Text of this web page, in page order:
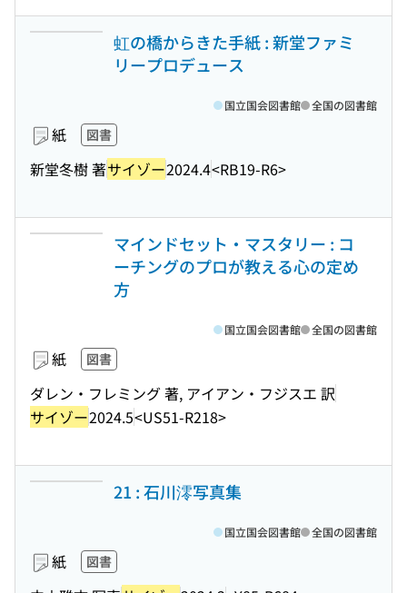
虹の橋からきた手紙 : 新堂ファミ
リープロデュース
紙 図書
新堂冬樹 著サイゾー2024.4<RB19-R6>
国立国会図書館 全国の図書館
マインドセット・マスタリー : コ
ーチングのプロが教える心の定め
方
紙 図書
ダレン・フレミング 著, アイアン・フジスエ 訳
サイゾー2024.5<US51-R218>
国立国会図書館 全国の図書館
21 : 石川澪写真集
紙 図書
国立国会図書館 全国の図書館